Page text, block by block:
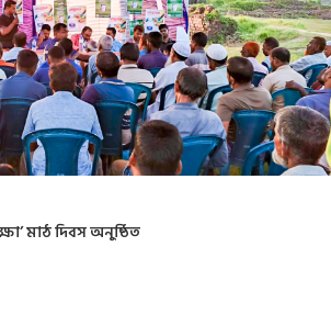
মাঠ দিবস অনুষ্ঠিত